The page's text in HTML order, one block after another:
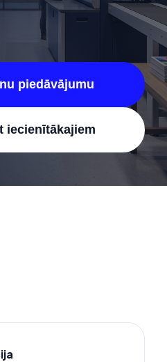
piedāvājumu
iecienītākajiem